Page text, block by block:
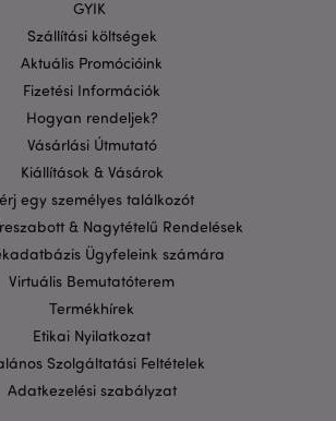
GYIK
Szállítási költségek
Aktuális Promócióink
Fizetési Információk
Hogyan rendeljek?
Vásárlási Útmutató
Kiállítások & Vásárok
egy személyes találkozót
& Nagytételű Rendelések
Ügyfeleink számára
Virtuális Bemutatóterem
Termékhírek
Etikai Nyilatkozat
Szolgáltatási Feltételek
Adatkezelési szabályzat
A weboldal nem használható
a feltétlenül szükséges sütik nélkül.
Google
szabályzatát